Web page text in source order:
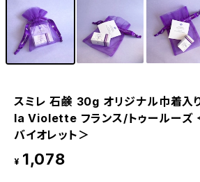
スミレ 石鹸 30g オリジナル巾着
la Violette フランス/トゥールーズ ＜
バイオレット＞
¥ 1,078